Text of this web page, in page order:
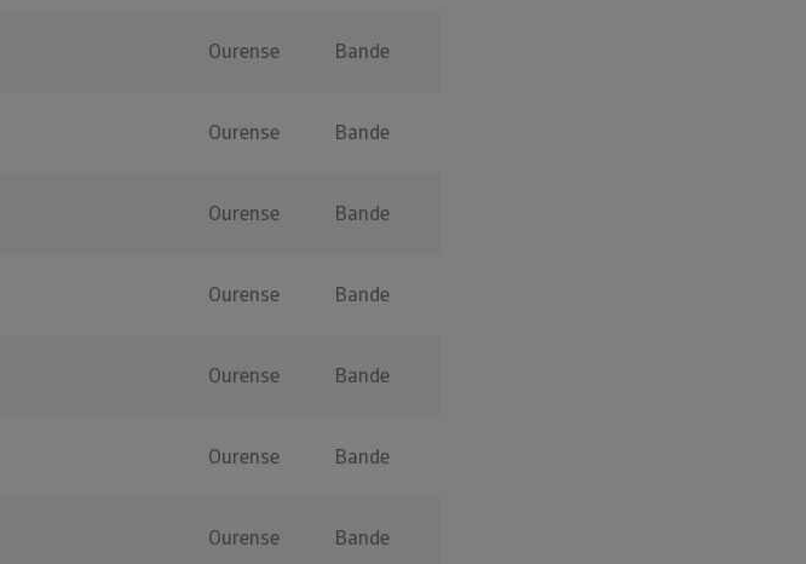
Ourense Bande
Ourense Bande
Ourense Bande
Ourense Bande
Ourense Bande
Ourense Bande
Ourense Bande